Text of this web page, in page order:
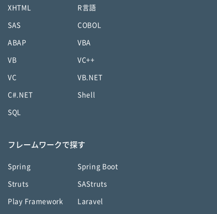
XHTML R言語
SAS COBOL
ABAP VBA
VB VC++
VC VB.NET
C#.NET Shell
SQL
フレームワークで探す
Spring Spring Boot
Struts SAStruts
Play Framework Laravel